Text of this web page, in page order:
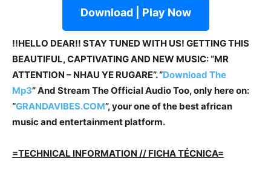
Download | Play Now
!!HELLO DEAR!! STAY TUNED WITH US! GETTING THIS
BEAUTIFUL, CAPTIVATING AND NEW MUSIC: “MR
ATTENTION – NHAU YE RUGARE”. “Download The
Mp3” And Stream The Official Audio Too, only here on:
“GRANDAVIBES.COM”, your one of the best african
music and entertainment platform.
=TECHNICAL INFORMATION // FICHA TÉCNICA=